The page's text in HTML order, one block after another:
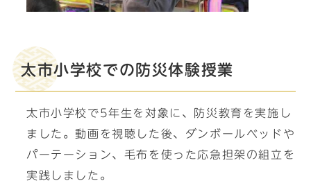
太市小学校での防災体験授業
太市小学校で5年生を対象に、防災教育を実施し
ました。動画を視聴した後、ダンボールベッドや
パーテーション、毛布を使った応急担架の組立を
実践しました。